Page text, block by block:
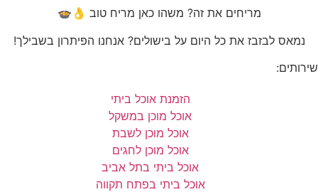
מריחים את זה? משהו כאן מריח טוב 👌🍲
נמאס לבזבז את כל היום על בישולים? אנחנו הפיתרון בשבילך!
שירותים:
הזמנת אוכל ביתי
אוכל מוכן במשקל
אוכל מוכן לשבת
אוכל מוכן לחגים
אוכל ביתי בתל אביב
אוכל ביתי בפתח תקווה